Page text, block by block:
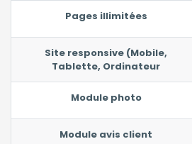
Pages illimitées
Site responsive (Mobile,
Tablette, Ordinateur
Module photo
Module avis client